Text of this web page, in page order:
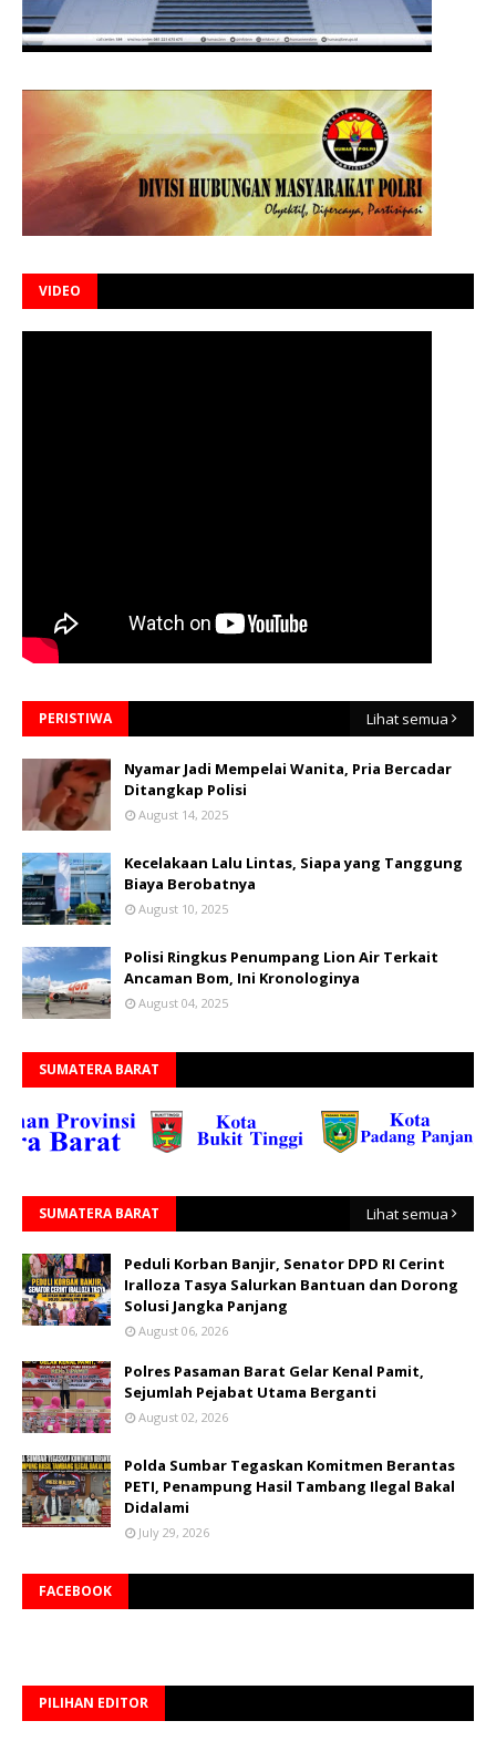
VIDEO
PERISTIWA Lihat semua
Nyamar Jadi Mempelai Wanita, Pria Bercadar
Ditangkap Polisi
August 14, 2025
Kecelakaan Lalu Lintas, Siapa yang Tanggung
Biaya Berobatnya
August 10, 2025
Polisi Ringkus Penumpang Lion Air Terkait
Ancaman Bom, Ini Kronologinya
August 04, 2025
SUMATERA BARAT
SUMATERA BARAT Lihat semua
Peduli Korban Banjir, Senator DPD RI Cerint
Iralloza Tasya Salurkan Bantuan dan Dorong
Solusi Jangka Panjang
August 06, 2026
Polres Pasaman Barat Gelar Kenal Pamit,
Sejumlah Pejabat Utama Berganti
August 02, 2026
Polda Sumbar Tegaskan Komitmen Berantas
PETI, Penampung Hasil Tambang Ilegal Bakal
Didalami
July 29, 2026
FACEBOOK
PILIHAN EDITOR